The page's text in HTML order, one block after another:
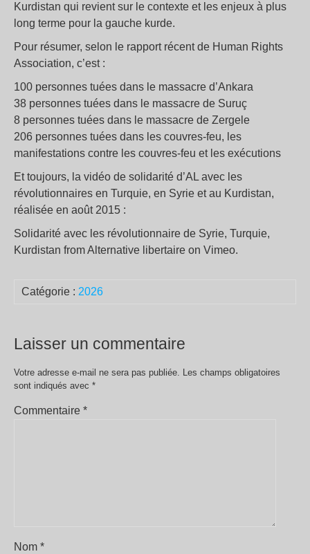
Kurdistan qui revient sur le contexte et les enjeux à plus
long terme pour la gauche kurde.
Pour résumer, selon le rapport récent de Human Rights
Association, c’est :
100 personnes tuées dans le massacre d’Ankara
38 personnes tuées dans le massacre de Suruç
8 personnes tuées dans le massacre de Zergele
206 personnes tuées dans les couvres-feu, les
manifestations contre les couvres-feu et les exécutions
Et toujours, la vidéo de solidarité d’AL avec les
révolutionnaires en Turquie, en Syrie et au Kurdistan,
réalisée en août 2015 :
Solidarité avec les révolutionnaire de Syrie, Turquie,
Kurdistan from Alternative libertaire on Vimeo.
Catégorie : 2026
Laisser un commentaire
Votre adresse e-mail ne sera pas publiée. Les champs obligatoires
sont indiqués avec *
Commentaire *
Nom *